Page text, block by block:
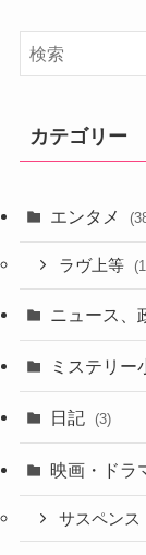
カテゴリー
エンタメ
ラヴ上等
ニュース、
ミステリー
日記 (3)
映画・ドラ
サスペンス